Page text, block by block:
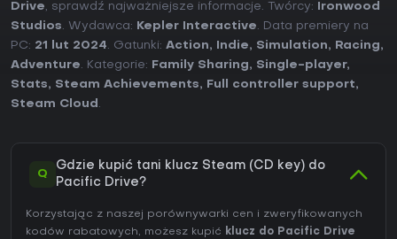
Drive, sprawdź najważniejsze informacje. Twórcy:
Ironwood
Studios. Wydawca: Kepler Interactive. Data premiery na
PC: 21 lut 2024. Gatunki: Action, Indie, Simulation, Racing,
Adventure. Kategorie: Family Sharing, Single-player,
Stats, Steam Achievements, Full controller support,
Steam Cloud .
Q
Gdzie kupić tani klucz Steam (CD key) do
Pacific Drive?
Korzystając z naszej porównywarki cen i zweryfikowanych
kodów rabatowych, możesz kupić klucz do Pacific Drive